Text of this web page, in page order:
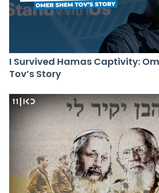
I Survived Hamas Captivity:
Tov’s Story